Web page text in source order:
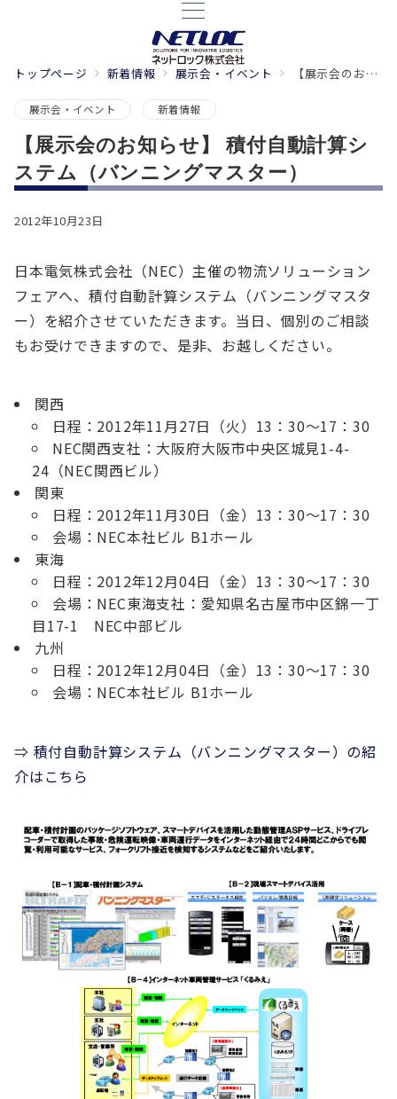
トップページ 新着情報 展示会・イベント 【展示会のお知らせ】 積付自動計算システム（バンニングマスター）
展示会・イベント 新着情報
【展示会のお知らせ】 積付自動計算シ
ステム（バンニングマスター）
2012年10月23日
日本電気株式会社（NEC）主催の物流ソリューション
フェアへ、積付自動計算システム（バンニングマスタ
ー）を紹介させていただきます。当日、個別のご相談
もお受けできますので、是非、お越しください。
関西
日程：2012年11月27日（火）13：30～17：30
NEC関西支社：大阪府大阪市中央区城見1-4-
24（NEC関西ビル）
関東
日程：2012年11月30日（金）13：30～17：30
会場：NEC本社ビル B1ホール
東海
日程：2012年12月04日（金）13：30～17：30
会場：NEC東海支社：愛知県名古屋市中区錦一丁
目17-1 NEC中部ビル
九州
日程：2012年12月04日（金）13：30～17：30
会場：NEC本社ビル B1ホール
⇒ 積付自動計算システム（バンニングマスター）の紹
介はこちら